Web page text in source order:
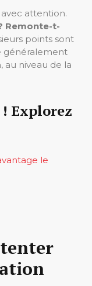
attention.
Remonte-t-
points sont
généralement
au niveau de la
Explorez
le
tenter